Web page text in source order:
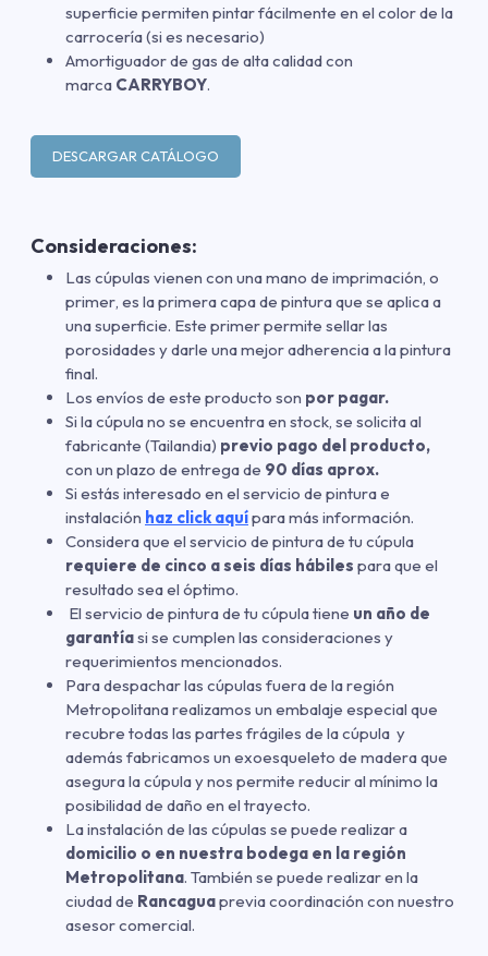
superficie permiten pintar fácilmente en el color de la
carrocería (si es necesario)
Amortiguador de gas de alta calidad con
marca CARRYBOY.
DESCARGAR CATÁLOGO
Consideraciones:
Las cúpulas vienen con una mano de imprimación o
primer es la primera capa de pintura que se aplica a
una superficie. Este primer permite sellar las
porosidades y darle una mejor adherencia a la pintura
final.
Los envíos de este producto son por pagar.
Si la cúpula no se encuentra en stock, se solicita al
fabricante (Tailandia) previo pago del producto,
con un plazo de entrega de 90 días aprox.
Si estás interesado en el servicio de pintura e
instalación haz click aquípara más información.
Considera que el servicio de pintura de tu cúpula
requiere de cinco a seis días hábiles para que el
resultado sea el óptimo.
El servicio de pintura de tu cúpula tiene un año de
garantíasi se cumplen las consideraciones y
requerimientos mencionados.
Para despachar las cúpulas fuera de la región
Metropolitana realizamos un embalaje especial que
recubre todas las partes frágiles de la cúpula y
además fabricamos un exoesqueleto de madera que
asegura la cúpula y nos permite reducir al mínimo la
posibilidad de daño en el trayecto.
La instalación de las cúpulas se puede realizar a
domicilio o en nuestra bodega en la región
Metropolitana. También se puede realizar en la
ciudad de Rancaguaprevia coordinación con nuestro
asesor comercial.